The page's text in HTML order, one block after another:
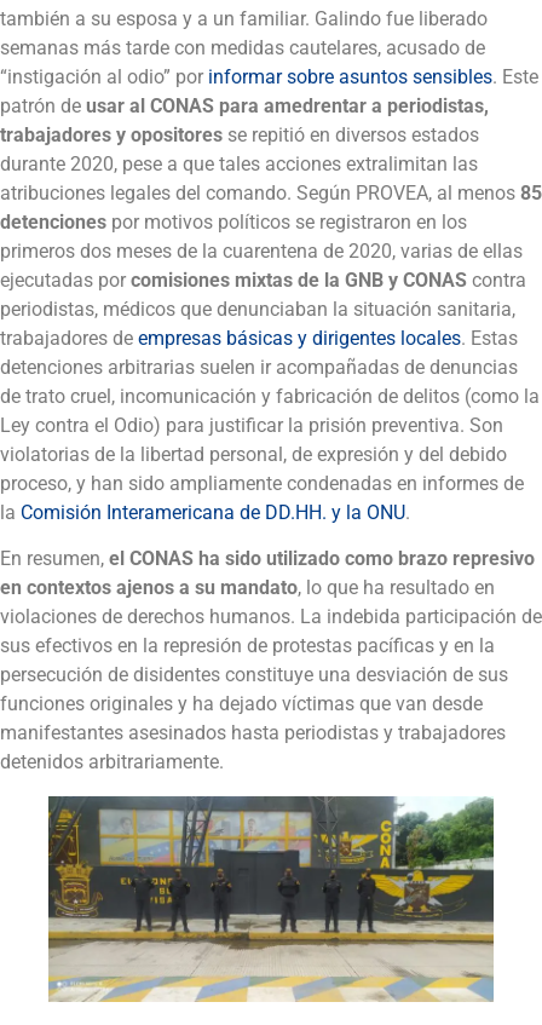
también a su esposa y a un familiar. Galindo fue liberado
semanas más tarde con medidas cautelares, acusado de
“instigación al odio” por informar sobre asuntos sensibles. Este
patrón de usar al CONAS para amedrentar a periodistas,
trabajadores y opositores se repitió en diversos estados
durante 2020, pese a que tales acciones extralimitan las
atribuciones legales del comando. Según PROVEA, al menos 85
detenciones por motivos políticos se registraron en los
primeros dos meses de la cuarentena de 2020, varias de ellas
ejecutadas por comisiones mixtas de la GNB y CONAS contra
periodistas, médicos que denunciaban la situación sanitaria,
trabajadores de empresas básicas y dirigentes locales. Estas
detenciones arbitrarias suelen ir acompañadas de denuncias
de trato cruel, incomunicación y fabricación de delitos (como la
Ley contra el Odio) para justificar la prisión preventiva. Son
violatorias de la libertad personal, de expresión y del debido
proceso, y han sido ampliamente condenadas en informes de
la Comisión Interamericana de DD.HH. y la ONU.
En resumen, el CONAS ha sido utilizado como brazo represivo
en contextos ajenos a su mandato, lo que ha resultado en
violaciones de derechos humanos. La indebida participación de
sus efectivos en la represión de protestas pacíficas y en la
persecución de disidentes constituye una desviación de sus
funciones originales y ha dejado víctimas que van desde
manifestantes asesinados hasta periodistas y trabajadores
detenidos arbitrariamente.